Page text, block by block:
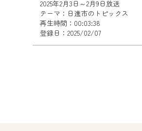
2025年2月3日～2月9日放送
テーマ：日進市のトピックス
再生時間：00:03:38
登録日：2025/02/07